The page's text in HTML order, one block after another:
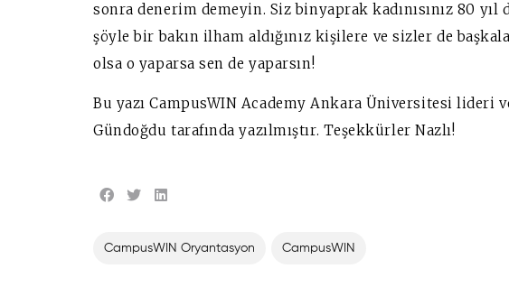
sonra denerim demeyin. Siz binyaprak kadınısınız 80 yıl
şöyle bir bakın ilham aldığınız kişilere ve sizler de
olsa o yaparsa sen de yaparsın!
Bu yazı CampusWIN Academy Ankara Üniversitesi lideri
Gündoğdu tarafında yazılmıştır. Teşekkürler Nazlı!
CampusWIN Oryantasyon CampusWIN